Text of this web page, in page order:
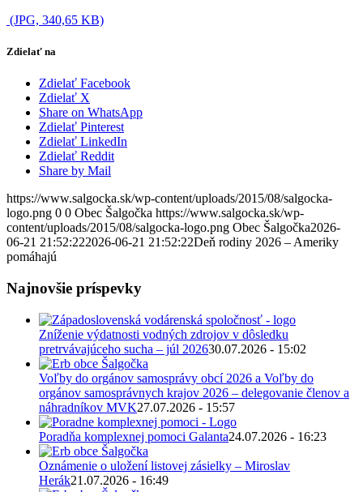
(JPG, 340,65 KB)
Zdielať na
Zdielať Facebook
Zdielať X
Share on WhatsApp
Zdielať Pinterest
Zdielať LinkedIn
Zdielať Reddit
Share by Mail
https://www.salgocka.sk/wp-content/uploads/2015/08/salgocka-
logo.png 0 0 Obec Šalgočka https://www.salgocka.sk/wp-
content/uploads/2015/08/salgocka-logo.png Obec Šalgočka2026-
06-21 21:52:222026-06-21 21:52:22Deň rodiny 2026 – Ameriky
pomáhajú
Najnovšie príspevky
Zníženie výdatnosti vodných zdrojov v dôsledku
pretrvávajúceho sucha – júl 202630.07.2026 - 15:02
Voľby do orgánov samosprávy obcí 2026 a Voľby do
orgánov samosprávnych krajov 2026 – delegovanie členov a
náhradníkov MVK27.07.2026 - 15:57
Poradňa komplexnej pomoci Galanta24.07.2026 - 16:23
Oznámenie o uložení listovej zásielky – Miroslav
Herák21.07.2026 - 16:49